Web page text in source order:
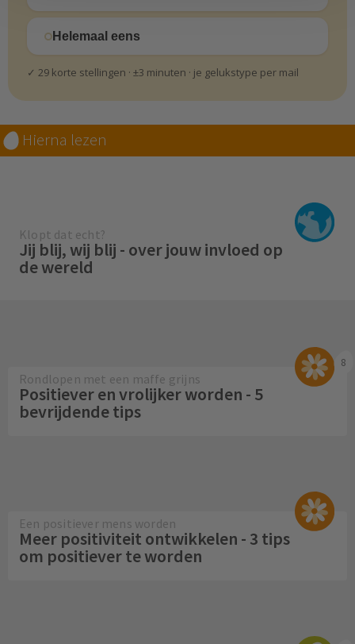
Helemaal eens
✓ 29 korte stellingen · ±3 minuten · je gelukstype per mail
Hierna lezen
Klopt dat echt?
Jij blij, wij blij - over jouw invloed op
de wereld
8
Rondlopen met een maffe grijns
Positiever en vrolijker worden - 5
bevrijdende tips
Een positiever mens worden
Meer positiviteit ontwikkelen - 3 tips
om positiever te worden